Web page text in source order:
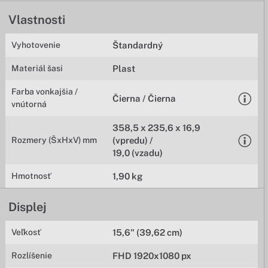
Vlastnosti
Vyhotovenie Štandardný
Materiál šasi Plast
Farba vonkajšia /
vnútorná
Čierna / Čierna
Rozmery (ŠxHxV) mm
358,5 x 235,6 x 16,9
(vpredu) /
19,0 (vzadu)
Hmotnosť 1,90 kg
Displej
Veľkosť 15,6" (39,62 cm)
Rozlíšenie FHD 1920x1080 px